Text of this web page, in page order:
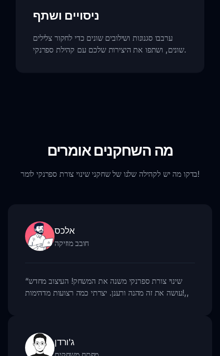
ניסויים ושתף
ערבבו סגנונות ושילובים שונים כדי לחקור צלילים
שונים, ושתפו את היצירות שלכם עם קהילת ספרנקי.
מה השחקנים אומרים
בדקו מה יש לקהילה שלנו של שחקני שינוי צורת ספרנקי לומר!
אלכס
חובב מוזיקה
“שינוי צורת ספרנקי משנה את המשחק! העיצוב מחדש
עושה את זה מהנה ורענן. יצרתי כמה רצועות מדהימות!,,
ג'ורדן